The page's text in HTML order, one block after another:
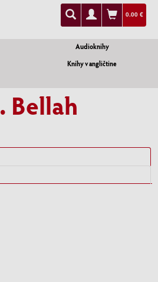
0.00 €
Audioknihy
Knihy v angličtine
Bellah